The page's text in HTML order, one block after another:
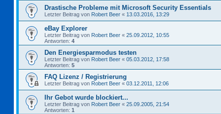
Drastische Probleme mit Microsoft Security Essentials
Letzter Beitrag von Robert Beer « 13.03.2016, 13:29
eBay Explorer
Letzter Beitrag von Robert Beer « 25.09.2012, 10:55
Antworten: 4
Den Energiesparmodus testen
Letzter Beitrag von Robert Beer « 05.03.2012, 17:58
Antworten: 5
FAQ Lizenz / Registrierung
Letzter Beitrag von Robert Beer « 03.12.2011, 12:06
Ihr Gebot wurde blockiert...
Letzter Beitrag von Robert Beer « 25.09.2005, 21:54
Antworten: 1